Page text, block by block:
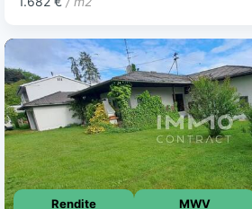
Rendite MWV